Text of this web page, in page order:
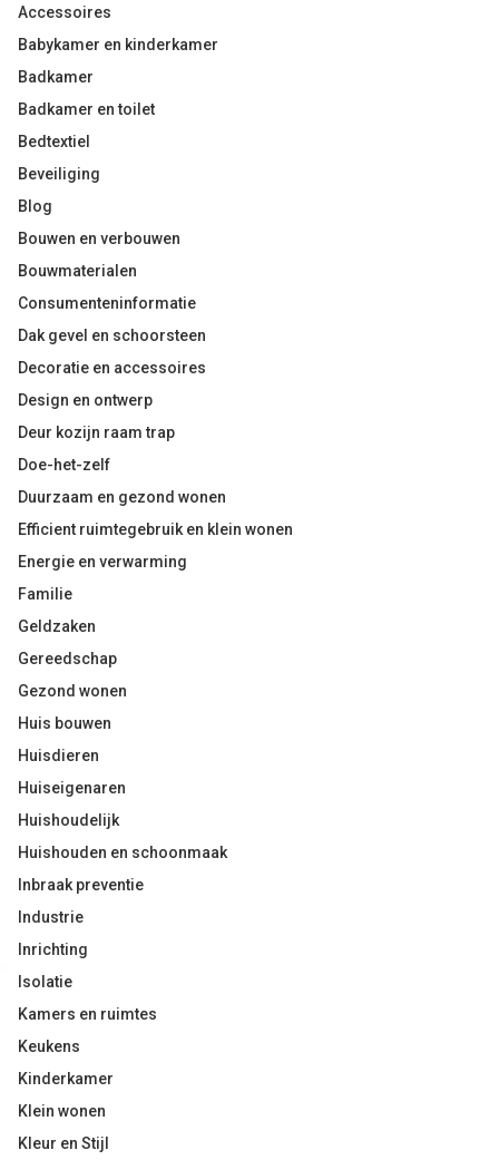
Accessoires
Babykamer en kinderkamer
Badkamer
Badkamer en toilet
Bedtextiel
Beveiliging
Blog
Bouwen en verbouwen
Bouwmaterialen
Consumenteninformatie
Dak gevel en schoorsteen
Decoratie en accessoires
Design en ontwerp
Deur kozijn raam trap
Doe-het-zelf
Duurzaam en gezond wonen
Efficient ruimtegebruik en klein wonen
Energie en verwarming
Familie
Geldzaken
Gereedschap
Gezond wonen
Huis bouwen
Huisdieren
Huiseigenaren
Huishoudelijk
Huishouden en schoonmaak
Inbraak preventie
Industrie
Inrichting
Isolatie
Kamers en ruimtes
Keukens
Kinderkamer
Klein wonen
Kleur en Stijl